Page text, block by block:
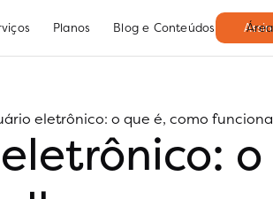
Planos Blog e Conteúdos
eletrônico: o que é, como